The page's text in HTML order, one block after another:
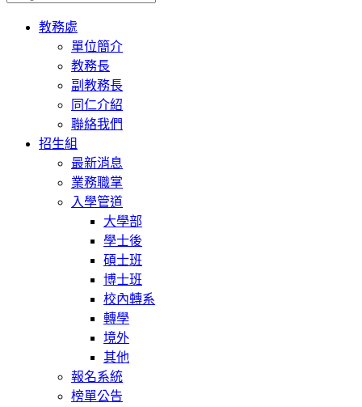
Toggle
navigation
教務處
單位簡介
教務長
副教務長
同仁介紹
聯絡我們
招生組
最新消息
業務職掌
入學管道
大學部
學士後
碩士班
博士班
校內轉系
轉學
境外
其他
報名系統
榜單公告